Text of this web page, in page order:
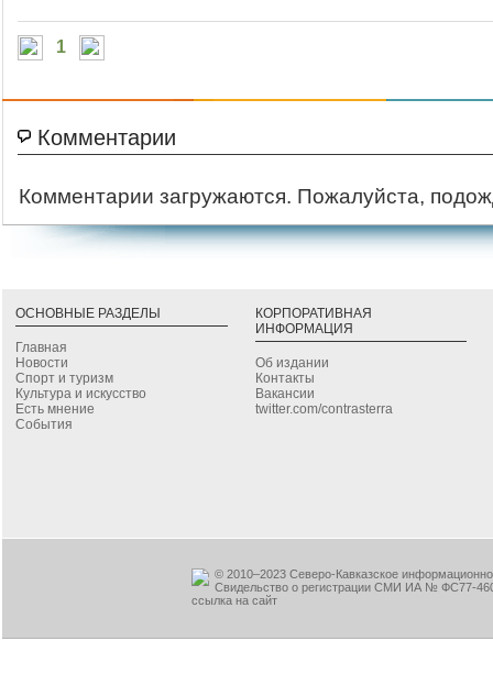
1
Комментарии
Комментарии загружаются. Пожалуйста,
ОСНОВНЫЕ РАЗДЕЛЫ
Главная
Новости
Спорт и туризм
Культура и искусство
Есть мнение
События
КОРПОРАТИВНАЯ
ИНФОРМАЦИЯ
Об издании
Контакты
Вакансии
twitter.com/contrasterra
© 2010–2023 Северо-Кавказское
Свидельство о регистрации СМИ ИА № ФС77-
ссылка на сайт